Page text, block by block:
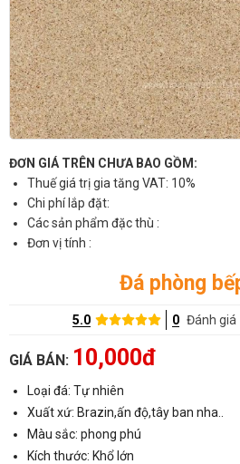
ĐƠN GIÁ TRÊN CHƯA BAO GỒM:
Thuế giá trị gia tăng VAT: 10%
Chi phí lắp đặt:
Các sản phẩm đặc thù :
Đơn vị tính :
Đá phòng
5.0 0 Đánh giá
GIÁ BÁN: 10,000đ
Loại đá: Tự nhiên
Xuất xứ: Brazin,ấn độ,tây ban nha..
Màu sắc: phong phú
Kích thước: Khổ lớn